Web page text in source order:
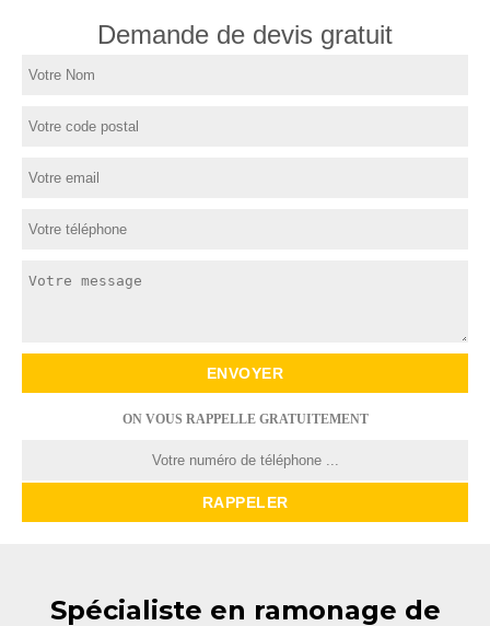
Demande de devis gratuit
ON VOUS RAPPELLE GRATUITEMENT
Spécialiste en ramonage de